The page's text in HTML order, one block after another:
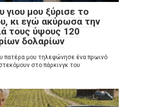
γιου μου ξύρισε το
κι εγώ ακύρωσα την
τους ύψους 120
δολαρίων
πατέρα μου τηλεφώνησε ένα πρωινό
στο πάρκινγκ του